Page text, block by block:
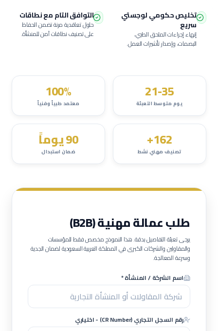
تخليص حكومي لوجستي
سريع
إنهاء إجراءات الملحق الطبي،
البصمات، وإصدار تأشيرات العمل.
التوافق التام مع نطاقات
حلول تعاقدية مرنة تضمن الحفاظ
على تصنيف نطاقات آمن للمنشأة.
21-35
يوم متوسط التعبئة
100%
معتمد طبياً وفنياً
162+
تصنيف مهني نشط
90 يوماً
ضمان استبدال
طلب عمالة مهنية (B2B)
يرجى تعبئة التفاصيل بدقة. هذا النموذج مخصص فقط للمؤسسات
والمقاولين والشركات الكبرى في المملكة العربية السعودية لضمان الجدية
وسرعة المعالجة.
اسم الشركة / المنشأة *
رقم السجل التجاري (CR Number) - اختياري